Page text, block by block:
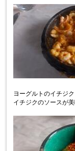
ヨーグルトのイチジ
イチジクのソースが美